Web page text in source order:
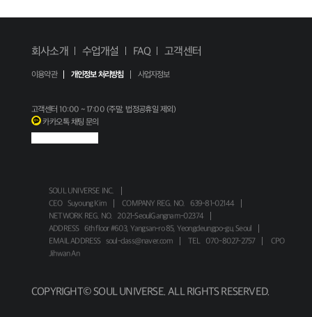
회사소개 수업개설 FAQ 고객센터
이용약관 개인정보 처리방침 사업자정보
고객센터10:00 ~ 17:00 (주말, 법정공휴일 제외)
카카오톡 채팅 문의
SOUL UNIVERSE INC.
CEO
Suyoung Kim COMPANY REG. NO.
639-81-02144
NETWORK REG. NO.
2021-SeoulGangnam-02374
ADDRESS
6th floor #603, Yangsan-ro 85, Yeongdeungpo-gu, Seoul
EMAIL ADDRESS
soul-class@naver.com TEL 070-8027-2757
CPO
Jihwan An
COPYRIGHT© SOUL UNIVERSE. ALL RIGHTS RESERVED.